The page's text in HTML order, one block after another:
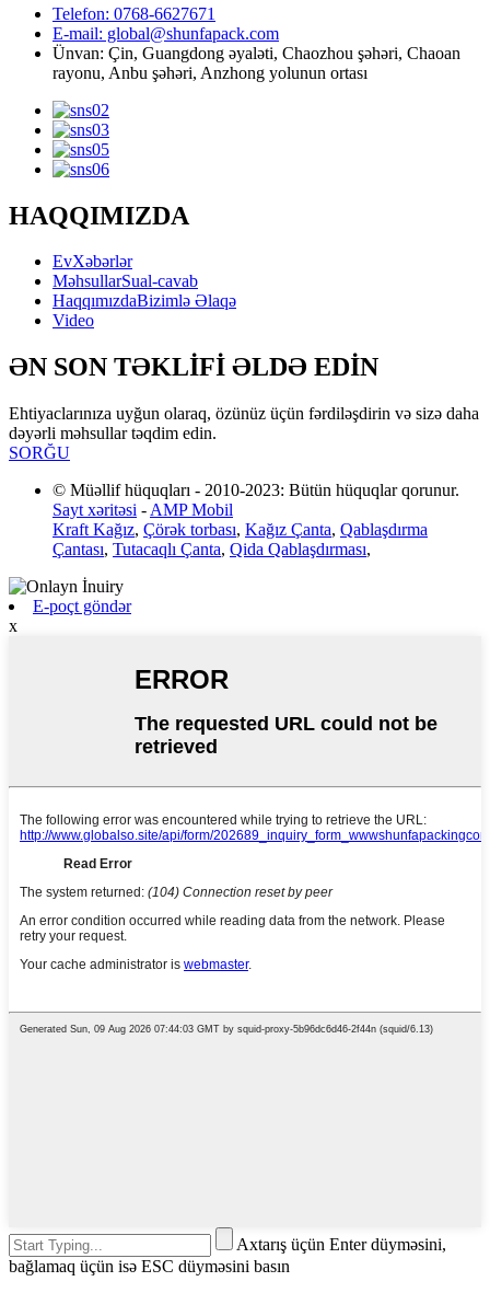
Telefon: 0768-6627671
E-mail: global@shunfapack.com
Ünvan: Çin, Guangdong əyaləti, Chaozhou şəhəri, Chaoan
rayonu, Anbu şəhəri, Anzhong yolunun ortası
HAQQIMIZDA
EvXəbərlər
MəhsullarSual-cavab
HaqqımızdaBizimlə Əlaqə
Video
ƏN SON TƏKLİFİ ƏLDƏ EDİN
Ehtiyaclarınıza uyğun olaraq, özünüz üçün fərdiləşdirin və sizə daha
dəyərli məhsullar təqdim edin.
SORĞU
© Müəllif hüquqları - 2010-2023: Bütün hüquqlar qorunur.
Sayt xəritəsi - AMP Mobil
Kraft Kağız, Çörək torbası, Kağız Çanta, Qablaşdırma
Çantası, Tutacaqlı Çanta, Qida Qablaşdırması,
E-poçt göndər
x
Axtarış üçün Enter düyməsini,
bağlamaq üçün isə ESC düyməsini basın